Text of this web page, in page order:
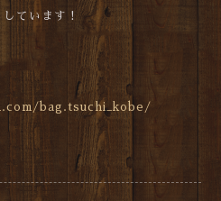
ています！
bag.tsuchi_kobe/